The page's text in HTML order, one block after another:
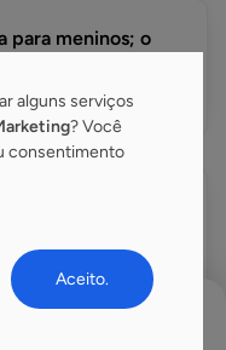
para meninos; o
alguns serviços
? Você
consentimento
Aceito.